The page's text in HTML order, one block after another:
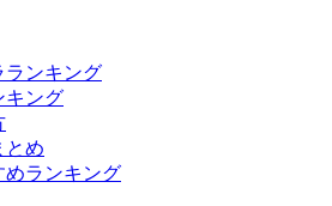
ランキング
キング
とめ
めランキング